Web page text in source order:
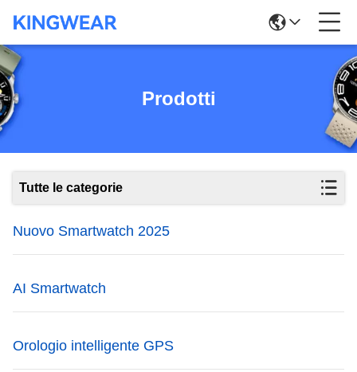
Prodotti
Tutte le categorie
Nuovo Smartwatch 2025
AI Smartwatch
Orologio intelligente GPS